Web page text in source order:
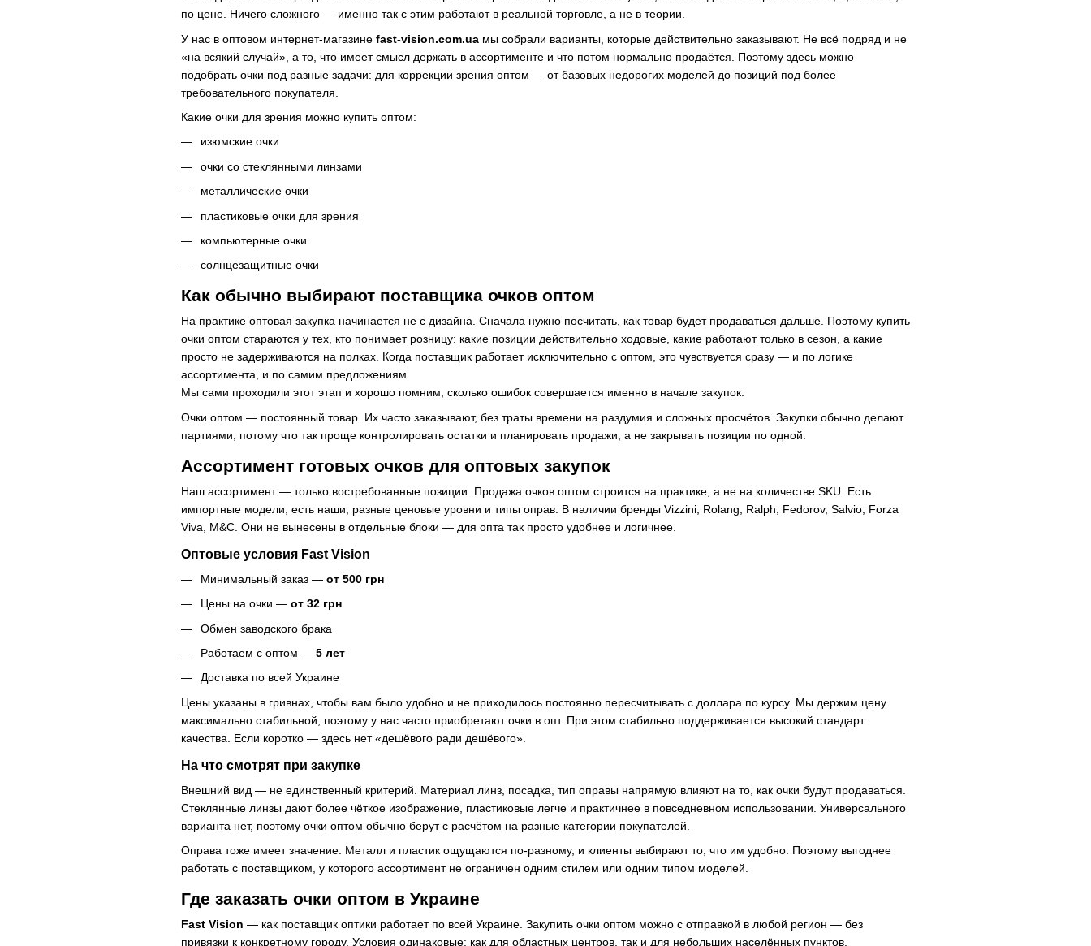
по цене. Ничего сложного — именно так с этим работают в реальной торговле, а не в теории.
У нас в оптовом интернет-магазине fast-vision.com.uaмы собрали варианты, которые действительно заказывают. Не всё подряд и не
«на всякий случай», а то, что имеет смысл держать в ассортименте и что потом нормально продаётся. Поэтому здесь можно
подобрать очки под разные задачи: для коррекции зрения оптом — от базовых недорогих моделей до позиций под более
требовательного покупателя.
Какие очки для зрения можно купить оптом:
изюмские очки
очки со стеклянными линзами
металлические очки
пластиковые очки для зрения
компьютерные очки
солнцезащитные очки
Как обычно выбирают поставщика очков оптом
На практике оптовая закупка начинается не с дизайна. Сначала нужно посчитать, как товар будет продаваться дальше. Поэтому купить
очки оптом стараются у тех, кто понимает розницу: какие позиции действительно ходовые, какие работают только в сезон, а какие
просто не задерживаются на полках. Когда поставщик работает исключительно с оптом, это чувствуется сразу — и по логике
ассортимента, и по самим предложениям.
Мы сами проходили этот этап и хорошо помним, сколько ошибок совершается именно в начале закупок.
Очки оптом — постоянный товар. Их часто заказывают, без траты времени на раздумия и сложных просчётов. Закупки обычно делают
партиями, потому что так проще контролировать остатки и планировать продажи, а не закрывать позиции по одной.
Ассортимент готовых очков для оптовых закупок
Наш ассортимент — только востребованные позиции. Продажа очков оптом строится на практике, а не на количестве SKU. Есть
импортные модели, есть наши, разные ценовые уровни и типы оправ. В наличии бренды Vizzini, Rolang, Ralph, Fedorov, Salvio, Forza
Viva, M&C. Они не вынесены в отдельные блоки — для опта так просто удобнее и логичнее.
Оптовые условия Fast Vision
Минимальный заказ — от 500 грн
Цены на очки — от 32 грн
Обмен заводского брака
Работаем с оптом — 5 лет
Доставка по всей Украине
Цены указаны в гривнах, чтобы вам было удобно и не приходилось постоянно пересчитывать с доллара по курсу. Мы держим цену
максимально стабильной, поэтому у нас часто приобретают очки в опт. При этом стабильно поддерживается высокий стандарт
качества. Если коротко — здесь нет «дешёвого ради дешёвого».
На что смотрят при закупке
Внешний вид — не единственный критерий. Материал линз, посадка, тип оправы напрямую влияют на то, как очки будут продаваться.
Стеклянные линзы дают более чёткое изображение, пластиковые легче и практичнее в повседневном использовании. Универсального
варианта нет, поэтому очки оптом обычно берут с расчётом на разные категории покупателей.
Оправа тоже имеет значение. Металл и пластик ощущаются по-разному, и клиенты выбирают то, что им удобно. Поэтому выгоднее
работать с поставщиком, у которого ассортимент не ограничен одним стилем или одним типом моделей.
Где заказать очки оптом в Украине
Fast Vision — как поставщик оптики работает по всей Украине. Закупить очки оптом можно с отправкой в любой регион — без
привязки к конкретному городу. Условия одинаковые: как для областных центров, так и для небольших населённых пунктов.